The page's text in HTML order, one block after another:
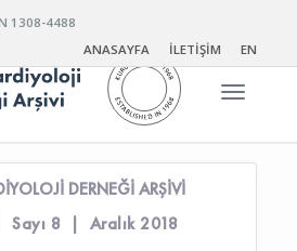
1308-4488
ANASAYFA
İLETİŞİM EN
Toggle
DERNEĞİ ARŞİVİ
8 | Aralık 2018